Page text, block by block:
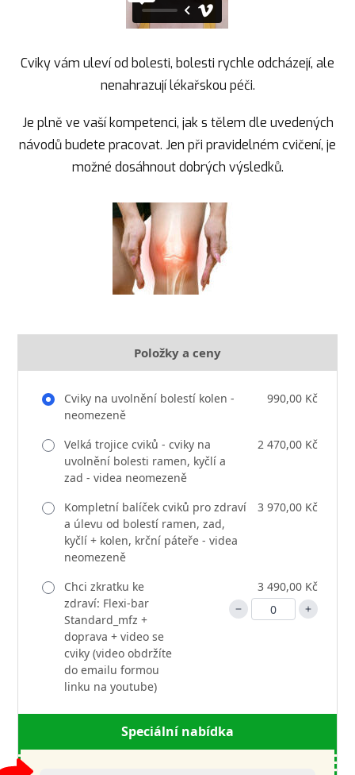
Cviky vám uleví od bolesti, bolesti rychle odcházejí, ale
nenahrazují lékařskou péči.
Je plně ve vaší kompetenci, jak s tělem dle uvedených
návodů budete pracovat. Jen při pravidelném cvičení, je
možné dosáhnout dobrých výsledků.
Položky a ceny
Cviky na uvolnění bolestí kolen -
neomezeně
990,00 Kč
Velká trojice cviků - cviky na
uvolnění bolesti ramen, kyčlí a
zad - videa neomezeně
2 470,00 Kč
Kompletní balíček cviků pro zdraví
a úlevu od bolestí ramen, zad,
kyčlí + kolen, krční páteře - videa
neomezeně
3 970,00 Kč
Chci zkratku ke
zdraví: Flexi-bar
Standard_mfz +
doprava + video se
cviky (video obdržíte
do emailu formou
linku na youtube)
3 490,00 Kč
Speciální nabídka